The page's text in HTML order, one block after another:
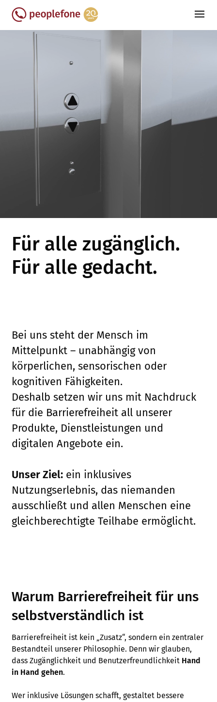
Für alle zugänglich.
Für alle gedacht.
Bei uns steht der Mensch im
Mittelpunkt – unabhängig von
körperlichen, sensorischen oder
kognitiven Fähigkeiten.
Deshalb setzen wir uns mit Nachdruck
für die Barrierefreiheit all unserer
Produkte, Dienstleistungen und
digitalen Angebote ein.
Unser Ziel: ein inklusives
Nutzungserlebnis, das niemanden
ausschließt und allen Menschen eine
gleichberechtigte Teilhabe ermöglicht.
Warum Barrierefreiheit für uns
selbstverständlich ist
Barrierefreiheit ist kein „Zusatz“, sondern ein zentraler
Bestandteil unserer Philosophie. Denn wir glauben,
dass Zugänglichkeit und Benutzerfreundlichkeit Hand
in Hand gehen.
Wer inklusive Lösungen schafft, gestaltet bessere